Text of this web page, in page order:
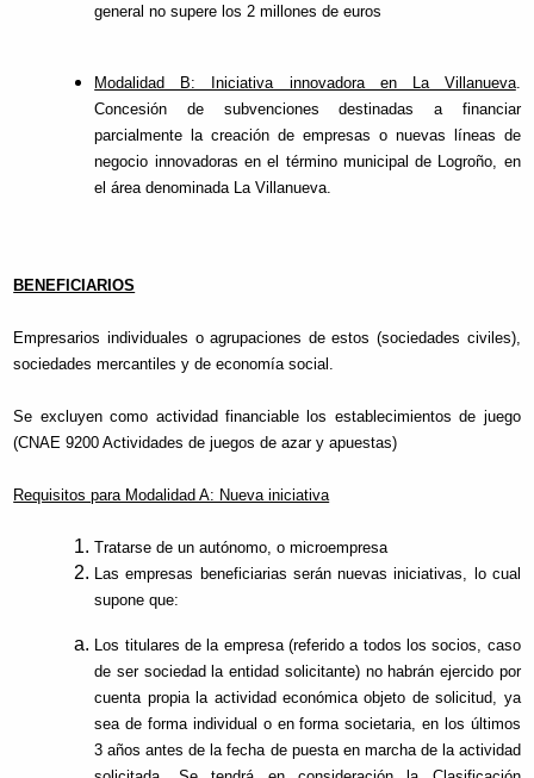
general no supere los 2 millones de euros
Modalidad B: Iniciativa innovadora en La Villanueva.
Concesión de subvenciones destinadas a financiar
parcialmente la creación de empresas o nuevas líneas de
negocio innovadoras en el término municipal de Logroño, en
el área denominada La Villanueva.
BENEFICIARIOS
Empresarios individuales o agrupaciones de estos (sociedades civiles),
sociedades mercantiles y de economía social.
Se excluyen como actividad financiable los establecimientos de juego
(CNAE 9200 Actividades de juegos de azar y apuestas)
Requisitos para Modalidad A: Nueva iniciativa
Tratarse de un autónomo, o microempresa
Las empresas beneficiarias serán nuevas iniciativas, lo cual
supone que:
Los titulares de la empresa (referido a todos los socios, caso
de ser sociedad la entidad solicitante) no habrán ejercido por
cuenta propia la actividad económica objeto de solicitud, ya
sea de forma individual o en forma societaria, en los últimos
3 años antes de la fecha de puesta en marcha de la actividad